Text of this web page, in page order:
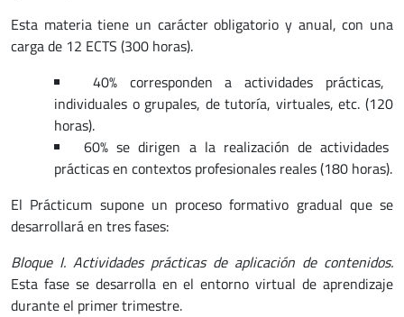
Esta materia tiene un carácter obligatorio y anual, con una
carga de 12 ECTS (300 horas).
40% corresponden a actividades prácticas,
individuales o grupales, de tutoría, virtuales, etc. (120
horas).
60% se dirigen a la realización de actividades
prácticas en contextos profesionales reales (180 horas).
El Prácticum supone un proceso formativo gradual que se
desarrollará en tres fases:
Bloque I. Actividades prácticas de aplicación de contenidos.
Esta fase se desarrolla en el entorno virtual de aprendizaje
durante el primer trimestre.